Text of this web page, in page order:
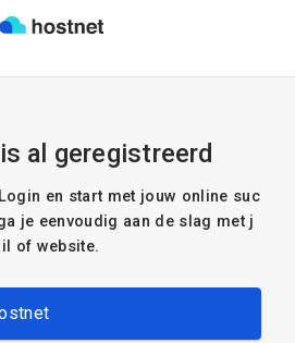
al geregistreerd
en start met jouw online suc
je eenvoudig aan de slag met j
of website.